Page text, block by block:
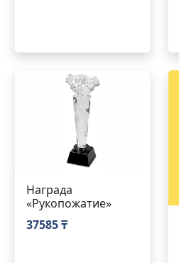
Награда
«Рукопожатие»
37585 ₸